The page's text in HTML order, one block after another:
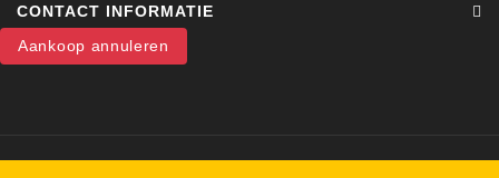
CONTACT INFORMATIE
Aankoop annuleren